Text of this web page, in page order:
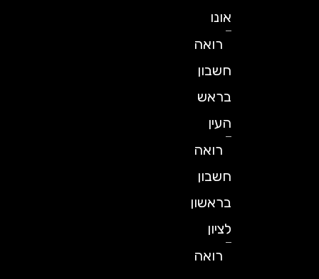
רואה
חשבון
בראש
רואה
חשבון
בראשון
רואה